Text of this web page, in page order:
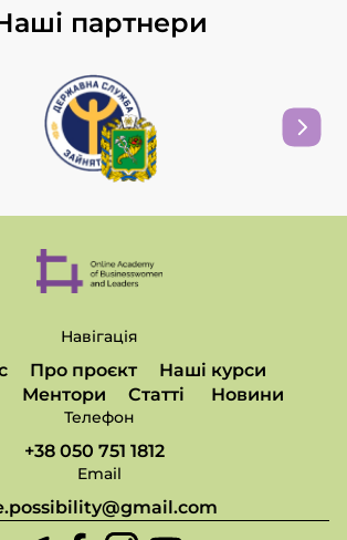
партнери
Навігація
Про проєкт
Наші курси
Ментори Статті Новини
Телефон
+38 050 751 1812
Email